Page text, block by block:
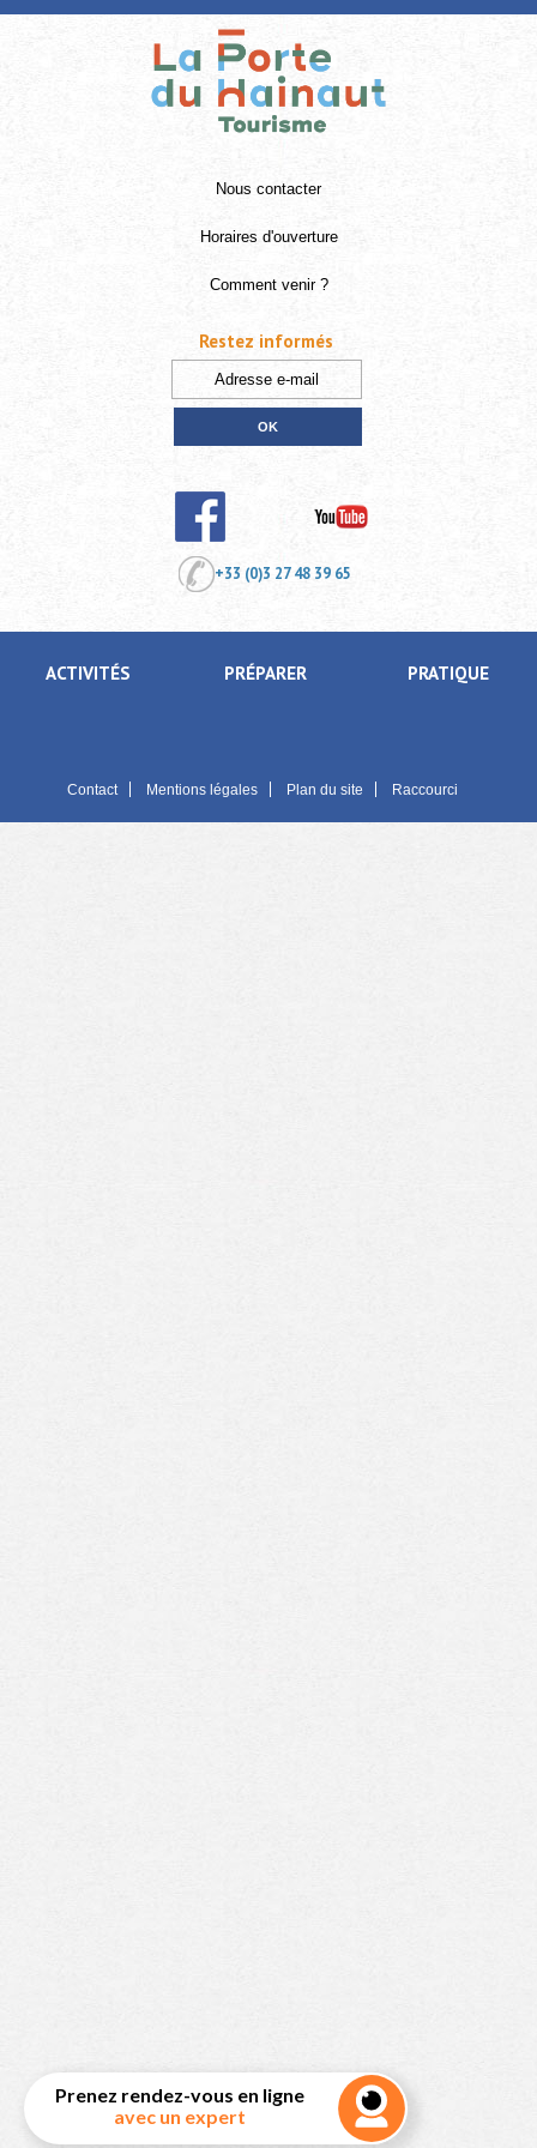
Nous contacter
Horaires d'ouverture
Comment venir ?
+33 (0)3 27 48 39 65
ACTIVITÉS PRÉPARER PRATIQUE
Contact Mentions légales Plan du site Raccourci
Restez informés
Prenez rendez-vous en ligne
avec un expert